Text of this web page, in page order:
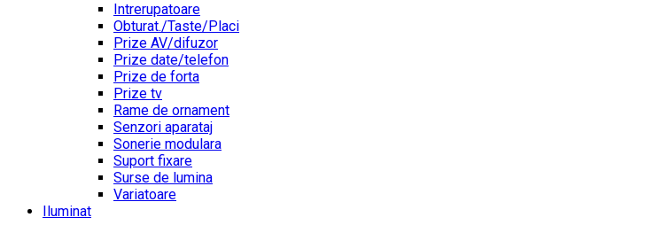
Intrerupatoare
Obturat./Taste/Placi
Prize AV/difuzor
Prize date/telefon
Prize de forta
Prize tv
Rame de ornament
Senzori aparataj
Sonerie modulara
Suport fixare
Surse de lumina
Variatoare
Iluminat